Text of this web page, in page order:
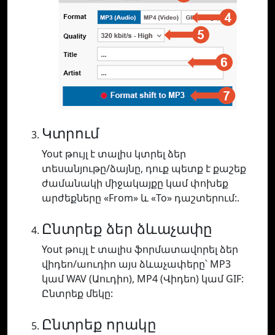
Կտրում
Yout թույլ է տալիս կտրել ձեր
տեսանյութը/ձայնը, դուք պետք է քաշեք
ժամանակի միջակայքը կամ փոխեք
արժեքները «From» և «To» դաշտերում:.
Ընտրեք ձեր ձևաչափը
Yout թույլ է տալիս ֆորմատավորել ձեր
վիդեո/աուդիո այս ձևաչափերը՝ MP3
կամ WAV (Աուդիո), MP4 (Վիդեո) կամ GIF:
Ընտրեք մեկը:
Ընտրեք որակը